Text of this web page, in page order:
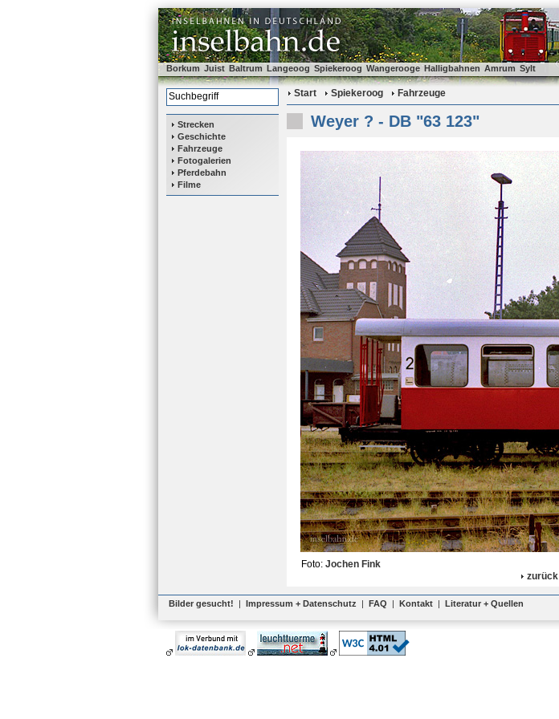
Borkum Juist Baltrum Langeoog Spiekeroog Wangerooge Halligbahnen Amrum Sylt
Strecken
Geschichte
Fahrzeuge
Fotogalerien
Pferdebahn
Filme
Start Spiekeroog Fahrzeuge
Weyer ? - DB "63 123"
Foto: Jochen Fink
zurück
Bilder gesucht! | Impressum + Datenschutz | FAQ | Kontakt | Literatur + Quellen